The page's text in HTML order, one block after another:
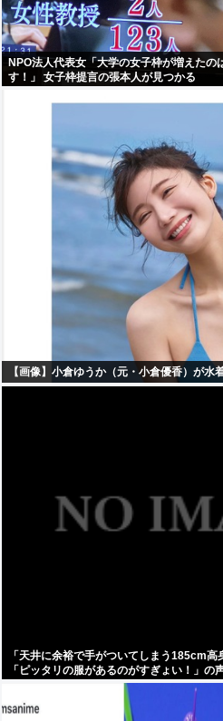
NPO法人代表女「大学の女子枠が増えたの
す！」 女子枠提言の張本人が見つかる
【画像】小倉ゆうか（元・小倉優香）が水
「天井に余裕で手がついてしまう185cm
「ピッタリの服があるのがすぎょい！」の